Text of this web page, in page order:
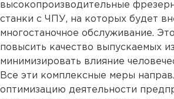
высокопроизводительные
станки с ЧПУ, на которых будет
многостаночное обслуживание.
повысить качество выпускаемых
минимизировать влияние
Все эти комплексные меры
оптимизацию деятельности